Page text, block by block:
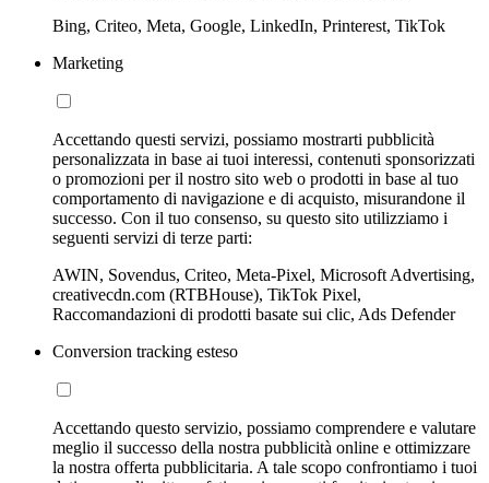
Bing, Criteo, Meta, Google, LinkedIn, Printerest, TikTok
Marketing
Accettando questi servizi, possiamo mostrarti pubblicità
personalizzata in base ai tuoi interessi, contenuti sponsorizzati
o promozioni per il nostro sito web o prodotti in base al tuo
comportamento di navigazione e di acquisto, misurandone il
successo. Con il tuo consenso, su questo sito utilizziamo i
seguenti servizi di terze parti:
AWIN, Sovendus, Criteo, Meta-Pixel, Microsoft Advertising,
creativecdn.com (RTBHouse), TikTok Pixel,
Raccomandazioni di prodotti basate sui clic, Ads Defender
Conversion tracking esteso
Accettando questo servizio, possiamo comprendere e valutare
meglio il successo della nostra pubblicità online e ottimizzare
la nostra offerta pubblicitaria. A tale scopo confrontiamo i tuoi